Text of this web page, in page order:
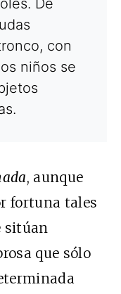
con
niños se
, aunque
fortuna tales
sitúan
que sólo